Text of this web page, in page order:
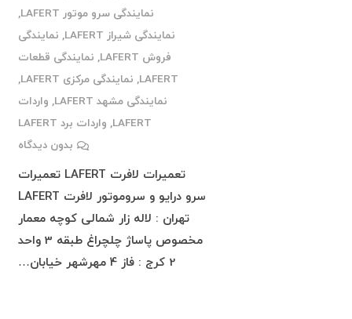
نمایندگی سرو موتور LAFERT
,
نمایندگی شیراز LAFERT
, نمایندگی
فروش LAFERT
, نمایندگی قطعات
LAFERT
, نمایندگی مرکزی LAFERT
,
نمایندگی مشهد LAFERT
, واردات
LAFERT
, واردات برد LAFERT
بدون دیدگاه
تعمیرات لافرت LAFERT تعمیرات
سرو درایو و سروموتور لافرت LAFERT
تهران : لاله زار شمالی کوچه معمار
مخصوص پاساژ چلچراغ طبقه 3 واحد
2 کرج : فاز 4 مهرشهر خیابان…